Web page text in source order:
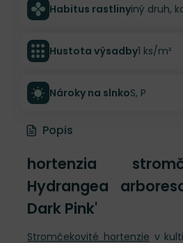
Habitus rastlinyiný druh,
Hustota výsadby1 ks/m²
Nároky na slnkoS, P
Popis
hortenzia
Hydrangea
Dark Pink'
Stromčekovité hortenzie v